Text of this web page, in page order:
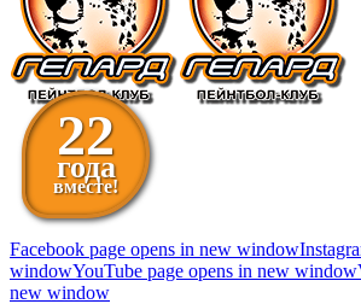
22
года
вместе!
Facebook page opens in new window
windowYouTube page opens in new window
new window